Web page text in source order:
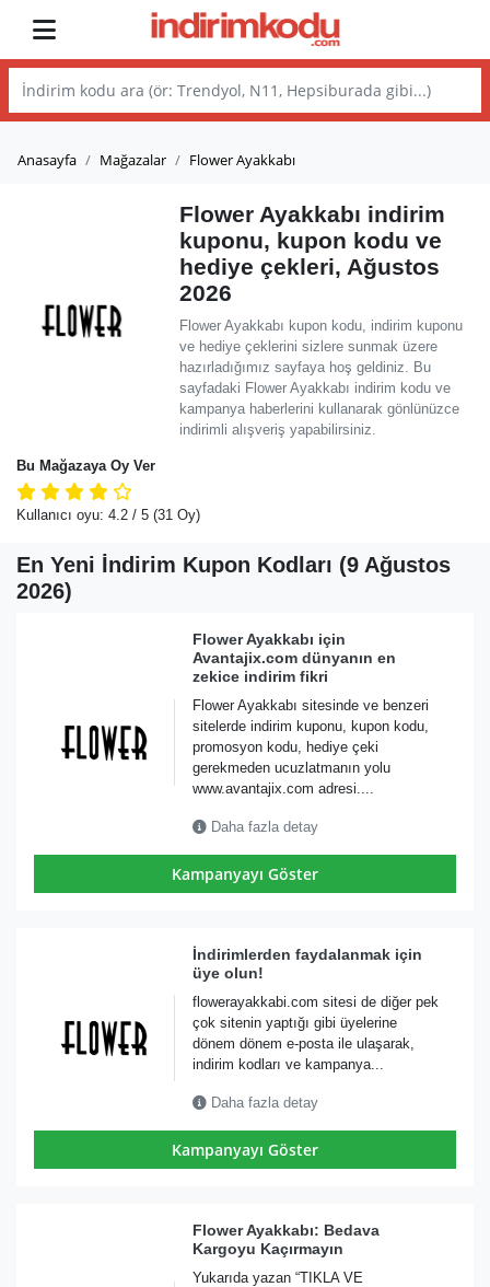
Anasayfa Mağazalar Flower Ayakkabı
Bu Mağazaya Oy Ver
Kullanıcı oyu: 4.2 / 5 (31 Oy)
Flower Ayakkabı indirim
kuponu, kupon kodu ve
hediye çekleri, Ağustos
2026
Flower Ayakkabı kupon kodu, indirim kuponu
ve hediye çeklerini sizlere sunmak üzere
hazırladığımız sayfaya hoş geldiniz. Bu
sayfadaki Flower Ayakkabı indirim kodu ve
kampanya haberlerini kullanarak gönlünüzce
indirimli alışveriş yapabilirsiniz.
En Yeni İndirim Kupon Kodları (9 Ağustos
2026)
Flower Ayakkabı için
Avantajix.com dünyanın en
zekice indirim fikri
Flower Ayakkabı sitesinde ve benzeri
sitelerde indirim kuponu, kupon kodu,
promosyon kodu, hediye çeki
gerekmeden ucuzlatmanın yolu
www.avantajix.com adresi....
Daha fazla detay
Kampanyayı Göster
İndirimlerden faydalanmak için
üye olun!
flowerayakkabi.com sitesi de diğer pek
çok sitenin yaptığı gibi üyelerine
dönem dönem e-posta ile ulaşarak,
indirim kodları ve kampanya...
Daha fazla detay
Kampanyayı Göster
Flower Ayakkabı: Bedava
Kargoyu Kaçırmayın
Yukarıda yazan “TIKLA VE